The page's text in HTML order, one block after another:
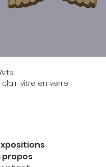
vitre en verre
propos